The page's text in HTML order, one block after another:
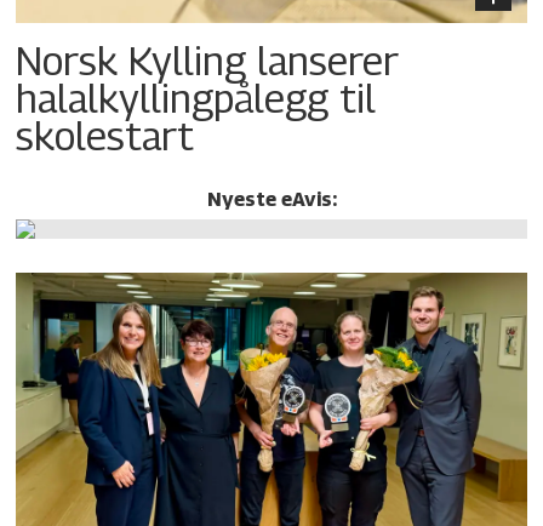
Norsk Kylling lanserer
halalkylling­pålegg til
skolestart
Nyeste eAvis: